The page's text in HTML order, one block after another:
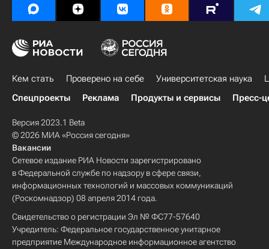
Дальневосточный федеральный университет
Кем стать Проверено на себе Университетская наука
Спецпроекты
Реклама Продукты и сервисы Пресс-
Версия 2023.1 Beta
© 2026 МИА «Россия сегодня»
Вакансии
Сетевое издание РИА Новости зарегистрировано
в Федеральной службе по надзору в сфере связи,
информационных технологий и массовых коммуникаций
(Роскомнадзор) 08 апреля 2014 года.
Свидетельство о регистрации Эл № ФС77-57640
Учредитель: Федеральное государственное унитарное
предприятие Международное информационное агентство